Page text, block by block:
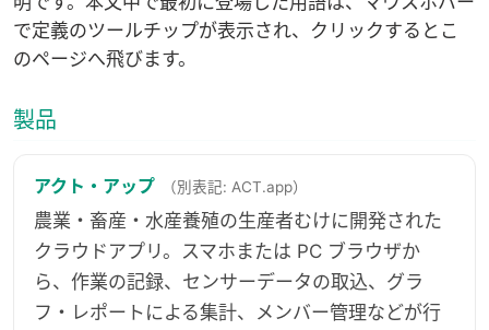
で定義のツールチップが表示され、クリックするとこ
のページへ飛びます。
製品
アクト・アップ （別表記: ACT.app）
農業・畜産・水産養殖の生産者むけに開発された
クラウドアプリ。スマホまたは PC ブラウザか
ら、作業の記録、センサーデータの取込、グラ
フ・レポートによる集計、メンバー管理などが行